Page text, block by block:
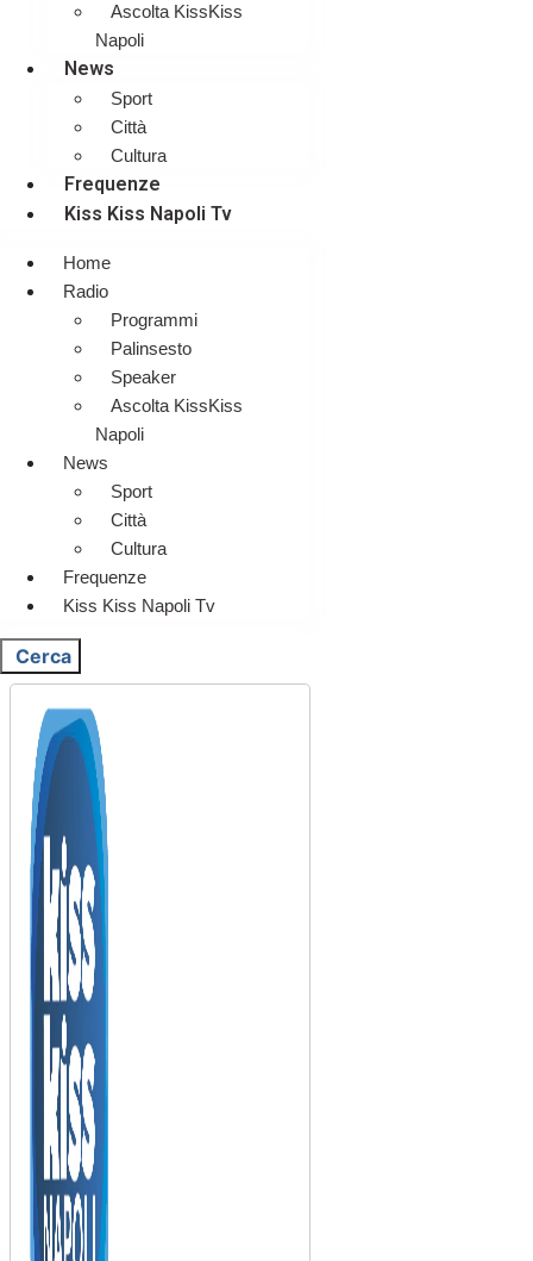
Ascolta KissKiss
Napoli
News
Sport
Città
Cultura
Frequenze
Kiss Kiss Napoli Tv
Home
Radio
Programmi
Palinsesto
Speaker
Ascolta KissKiss
Napoli
News
Sport
Città
Cultura
Frequenze
Kiss Kiss Napoli Tv
Cerca